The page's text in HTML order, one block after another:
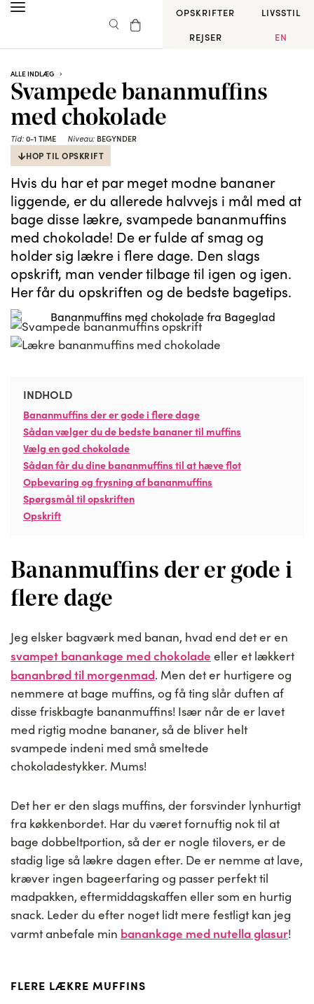
OPSKRIFTER
LIVSSTIL
REJSER
EN
ALLE INDLÆG
Svampede bananmuffins
med chokolade
Tid:0-1 TIME Niveau: BEGYNDER
HOP TIL OPSKRIFT
Hvis du har et par meget modne bananer
liggende, er du allerede halvvejs i mål med at
bage disse lækre, svampede bananmuffins
med chokolade! De er fulde af smag og
holder sig lækre i flere dage. Den slags
opskrift, man vender tilbage til igen og igen.
Her får du opskriften og de bedste bagetips.
INDHOLD
Bananmuffins der er gode i flere dage
Sådan vælger du de bedste bananer til muffins
Vælg en god chokolade
Sådan får du dine bananmuffins til at hæve flot
Opbevaring og frysning af bananmuffins
Spørgsmål til opskriften
Opskrift
Bananmuffins der er gode i
flere dage
Jeg elsker bagværk med banan, hvad end det er en
svampet banankage med chokolade eller et lækkert
bananbrød til morgenmad. Men det er hurtigere og
nemmere at bage muffins, og få ting slår duften af
disse friskbagte bananmuffins! Især når de er lavet
med rigtig modne bananer, så de bliver helt
svampede indeni med små smeltede
chokoladestykker. Mums!
Det her er den slags muffins, der forsvinder lynhurtigt
fra køkkenbordet. Har du været fornuftig nok til at
bage dobbeltportion, så der er nogle tilovers, er de
stadig lige så lækre dagen efter. De er nemme at lave,
kræver ingen bageerfaring og passer perfekt til
madpakken, eftermiddagskaffen eller som en hurtig
snack. Leder du efter noget lidt mere festligt kan jeg
varmt anbefale min banankage med nutella glasur!
FLERE LÆKRE MUFFINS